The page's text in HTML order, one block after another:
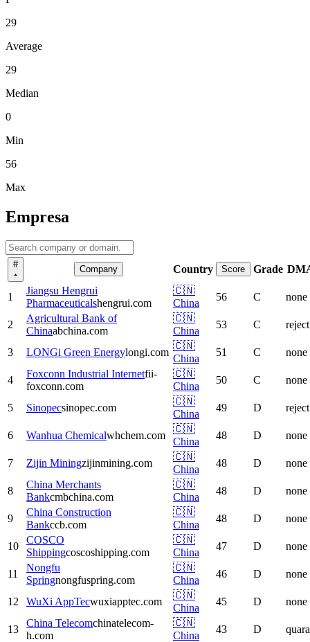
29
Average
29
Median
0
Min
56
Max
Empresa
# Company Country Score Grade
1
Jiangsu Hengrui
Pharmaceuticalshengrui.com
🇨🇳
China
56 C none
2
Agricultural Bank of
Chinaabchina.com
🇨🇳
China
53 C reject
3 LONGi Green Energylongi.com
🇨🇳
China
51 C none
4
Foxconn Industrial Internetfii-
foxconn.com
🇨🇳
China
50 C none
5 Sinopecsinopec.com
🇨🇳
China
49 D reject
6 Wanhua Chemicalwhchem.com
🇨🇳
China
48 D none
7 Zijin Miningzijinmining.com
🇨🇳
China
48 D none
8
China Merchants
Bankcmbchina.com
🇨🇳
China
48 D none
9
China Construction
Bankccb.com
🇨🇳
China
48 D none
10
COSCO
Shippingcoscoshipping.com
🇨🇳
China
47 D none
11
Nongfu
Springnongfuspring.com
🇨🇳
China
46 D none
12 WuXi AppTecwuxiapptec.com
🇨🇳
China
45 D none
13
China Telecomchinatelecom-
h.com
🇨🇳
China
43 D